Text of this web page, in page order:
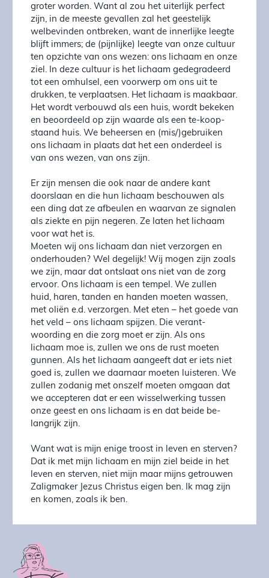
groter wor­den. Want al zou het uiterlijk perfect
zijn, in de meeste ge­val­len zal het geestelijk
welbevinden ontbre­ken, want de in­ner­lijke leegte
blijft immers; de (pijnlijke) leegte van onze cul­tuur
ten opzichte van ons wezen: ons lichaam en onze
ziel. In deze cultuur is het li­­chaam gede­gradeerd
tot een omhul­sel, een voorwerp om ons uit te
drukken, te verplaatsen. Het li­chaam is maakbaar.
Het wordt ver­bouwd als een huis, wordt be­ke­­ken
en beoordeeld op zijn waarde als een te-koop-
staand huis. We be­heer­­sen en (mis/)gebruiken
ons li­chaam in plaats dat het een onderdeel is
van ons wezen, van ons zijn.
Er zijn mensen die ook naar de andere kant
doorslaan en die hun lichaam beschouwen als
een ding dat ze afbeulen en waarvan ze signalen
als ziekte en pijn negeren. Ze laten het lichaam
voor wat het is.
Moeten wij ons lichaam dan niet verzorgen en
onderhouden? Wel de­gelijk! Wij mogen zijn zoals
we zijn, maar dat ontslaat ons niet van de zorg
ervoor. Ons lichaam is een tem­pel. We zullen
huid, ha­ren, tanden en handen moeten wassen,
met oliën e.d. verzorgen. Met eten – het goede van
het veld – ons li­chaam spij­zen. Die ver­ant­­
woording en die zorg moet er zijn. Als ons
lichaam moe is, zul­len we ons de rust moeten
gunnen. Als het li­chaam aangeeft dat er iets niet
goed is, zullen we daarnaar moeten luiste­ren. We
zul­len zo­danig met ons­zelf moeten omgaan dat
we ac­cep­teren dat er een wis­sel­werking tus­sen
onze geest en ons li­chaam is en dat beide be­
lang­rijk zijn.
Want wat is mijn enige troost in leven en sterven?
Dat ik met mijn lichaam en mijn ziel beide in het
leven en ster­­ven, niet mijn maar mijns getrouwen
Za­lig­­maker Jezus Chris­tus ei­gen ben. Ik mag zijn
en komen, zoals ik ben.